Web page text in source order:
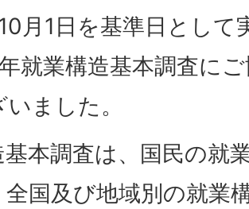
月1日を基準日として
就業構造基本調査に
ました。
本調査は、国民の就
国及び地域別の就業